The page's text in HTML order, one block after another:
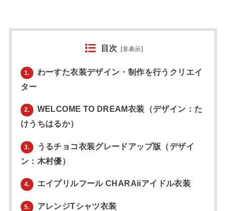
目次 [非表示]
1.
わーすた衣装デザイン・制作を行うクリエイ
ター
2.
WELCOME TO DREAM衣装（デザイン：た
けうちはるか）
3.
うるチョコ衣装グレードアップ版（デザイ
ン：木村優）
4. エイプリルフール CHARAiiアイドル衣装
5. アレンジTシャツ衣装